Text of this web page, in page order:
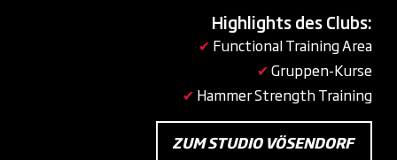
Highlights des Clubs:
✔ Functional Training Area
✔Gruppen-Kurse
✔ Hammer Strength Training
ZUM STUDIO VÖSENDORF